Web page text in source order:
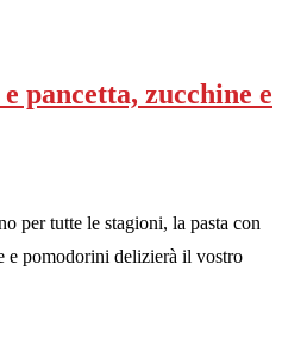
pancetta, zucchine e
per tutte le stagioni, la pasta con
e pomodorini delizierà il vostro